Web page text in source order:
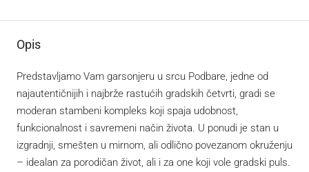
Opis
Predstavljamo Vam garsonjeru u srcu Podbare, jedne od
najautentičnijih i najbrže rastućih gradskih četvrti, gradi se
moderan stambeni kompleks koji spaja udobnost,
funkcionalnost i savremeni način života. U ponudi je stan u
izgradnji, smešten u mirnom, ali odlično povezanom okruženju
– idealan za porodičan život, ali i za one koji vole gradski puls.